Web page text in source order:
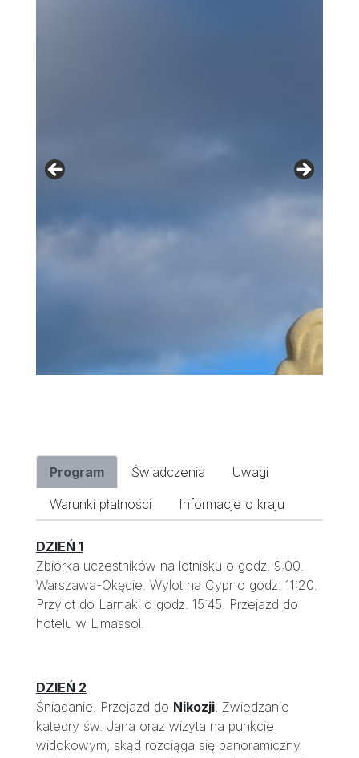
Program Świadczenia
Uwagi
Warunki płatności
Informacje o kraju
DZIEŃ 1
Zbiórka uczestników na lotnisku o godz. 9:00.
Warszawa-Okęcie. Wylot na Cypr o godz. 11:20.
Przylot do Larnaki o godz. 15:45. Przejazd do
hotelu w Limassol.
DZIEŃ 2
Śniadanie. Przejazd do Nikozji. Zwiedzanie
katedry św. Jana oraz wizyta na punkcie
widokowym, skąd rozciąga się panoramiczny